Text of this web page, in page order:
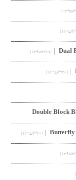
(۱۳۹۵/۳/۲۰)
(۱۳۹۵/۳/۲۰)
(۱۳۹۵/۳/۲۰)